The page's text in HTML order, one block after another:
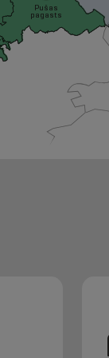
Pušas
pagasts